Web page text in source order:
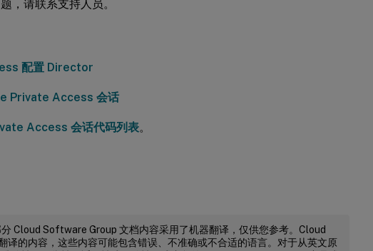
，请联系支持人员。
配置 Director
Private Access 会话
Access 会话代码列表。
Cloud Software Group 文档内容采用了机器翻译，仅供您参考。Cloud
译的内容，这些内容可能包含错误、不准确或不合适的语言。对于从英文原